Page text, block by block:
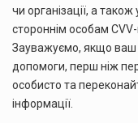
чи організації, а
стороннім особам CVV-
Зауважуємо, якщо ваш
допомоги, перш ніж
особисто та
інформації.